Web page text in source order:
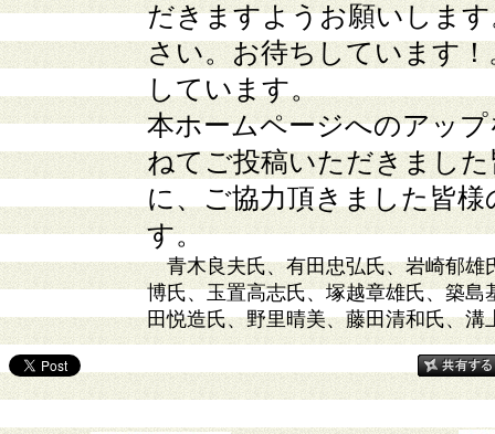
だきますようお願いしま
さい。お待ちしています
しています。
本ホームページへのアッ
ねてご投稿いただきまし
に、ご協力頂きました皆
す。
青木良夫氏、有田忠弘氏、岩崎郁雄
博氏、玉置高志氏、塚越章雄氏、築
田悦造氏、野里晴美、藤田清和氏、溝